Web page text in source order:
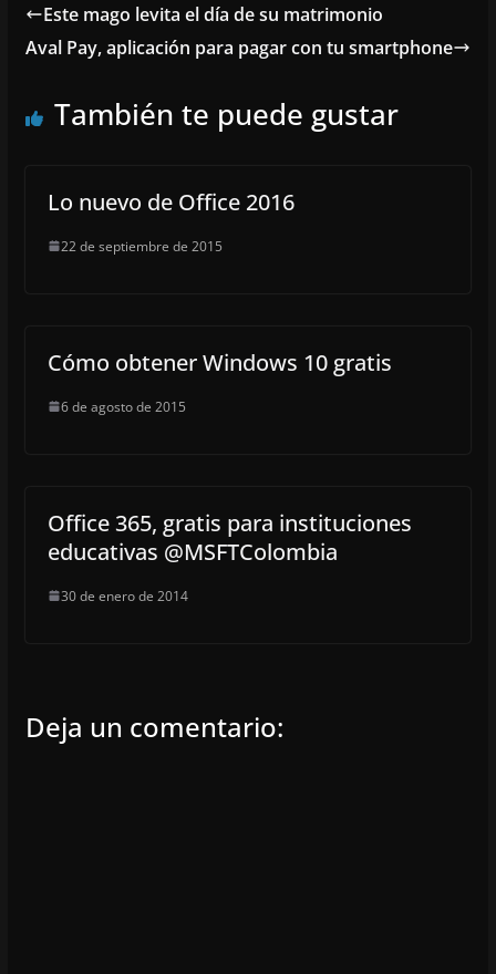
Este mago levita el día de su matrimonio
Aval Pay, aplicación para pagar con tu smartphone
También te puede gustar
Lo nuevo de Office 2016
22 de septiembre de 2015
Cómo obtener Windows 10 gratis
6 de agosto de 2015
Office 365, gratis para instituciones
educativas @MSFTColombia
30 de enero de 2014
Deja un comentario: